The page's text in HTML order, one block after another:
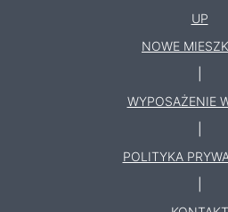
UP
NOWE
WYPOSAŻENIE
POLITYKA